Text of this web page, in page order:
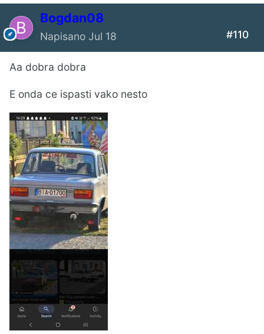
Bogdan08
Napisano Jul 18 #110
Aa dobra dobra
E onda ce ispasti vako nesto